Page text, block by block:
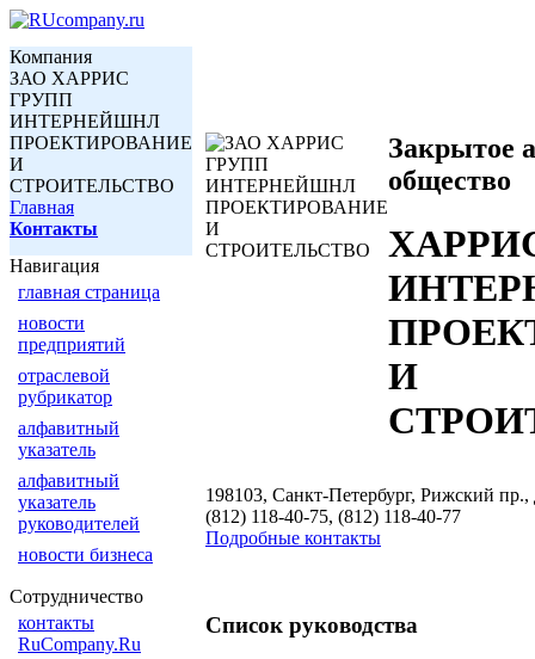
Компания
ЗАО ХАРРИС
ГРУПП
ИНТЕРНЕЙШНЛ
ПРОЕКТИРОВАНИЕ
И
СТРОИТЕЛЬСТВО
Главная
Контакты
Навигация
главная страница
новости
предприятий
отраслевой
рубрикатор
алфавитный
указатель
алфавитный
указатель
руководителей
новости бизнеса
Сотрудничество
контакты
RuCompany.Ru
Закрытое
общество
И
198103, Санкт-Петербург, Рижский пр.,
(812) 118-40-75, (812) 118-40-77
Подробные контакты
Список руководства